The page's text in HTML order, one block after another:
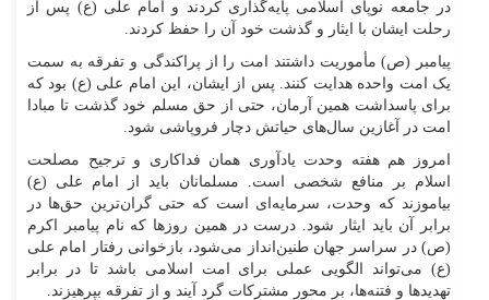
در جامعه نوپای اسلامی پایه‌گذاری کردند و امام علی (ع) پس از
رحلت ایشان با ایثار و گذشت خود آن را حفظ کردند.
پیامبر (ص) مأموریت داشتند امت را از پراکندگی و تفرقه به سمت
یک امت واحده هدایت کنند. پس از ایشان، این امام علی (ع) بود که
برای پاسداشت همین آرمان، حتی از حق مسلم خود گذشت تا مبادا
امت در آغازین سال‌های حیاتش دچار فروپاشی شود.
امروز هم هفته وحدت یادآوری همان فداکاری و ترجیح مصلحت
اسلام بر منافع شخصی است. مسلمانان باید از امام علی (ع)
بیاموزند که وحدت، سرمایه‌ای است که حتی گران‌ترین حق‌ها در
برابر آن باید ایثار شود. درست در همین روزها که نام پیامبر اکرم
(ص) در سراسر جهان طنین‌انداز می‌شود، بازخوانی رفتار امام علی
(ع) می‌تواند الگویی عملی برای امت اسلامی باشد تا در برابر
تهدیدها و فتنه‌ها، بر محور مشترکات گرد آیند و از تفرقه بپرهیزند.